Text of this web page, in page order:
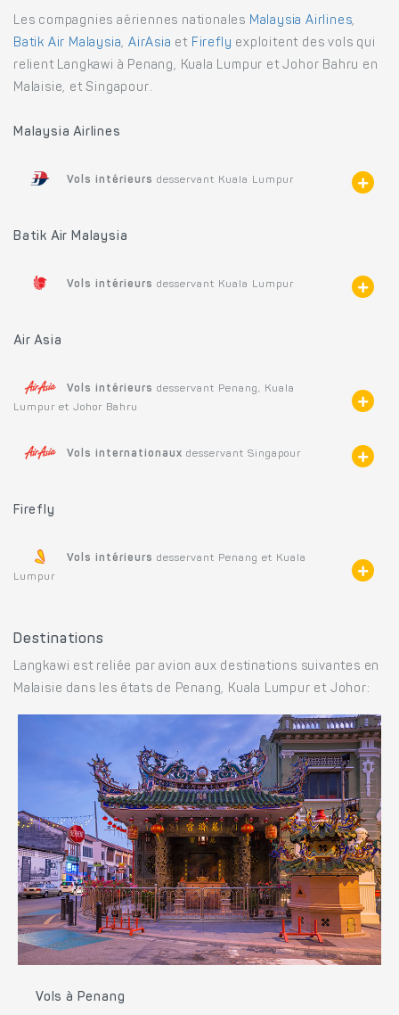
Les compagnies aériennes nationales Malaysia Airlines,
Batik Air Malaysia,AirAsia et Firefly exploitent des vols qui
relient Langkawi à Penang, Kuala Lumpur et Johor Bahru en
Malaisie, et Singapour.
Malaysia Airlines
Vols intérieurs desservant Kuala Lumpur
Batik Air Malaysia
Vols intérieurs desservant Kuala Lumpur
Air Asia
Vols intérieurs desservant Penang, Kuala
Lumpur et Johor Bahru
Vols internationaux desservant Singapour
Firefly
Vols intérieurs desservant Penang et Kuala
Lumpur
Destinations
Langkawi est reliée par avion aux destinations suivantes en
Malaisie dans les états de Penang, Kuala Lumpur et Johor:
Vols à Penang